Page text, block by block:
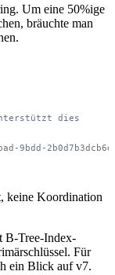
Um eine 50%ige
bräuchte man
dies
9bdd-
keine Koordination
B-Tree-Index-
Für
ein Blick auf v7.